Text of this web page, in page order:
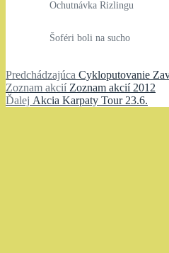
Ochutnávka Rizlingu
Šoféri boli na sucho
Navigácia
v
Predchádzajúca Predchádzajúci
článok:
Cykloputovanie
Zoznam akcií Zoznam
akcií:
Zoznam akcií 2012
Ďalej Ďalší
Akcia Karpaty Tour 23.6.